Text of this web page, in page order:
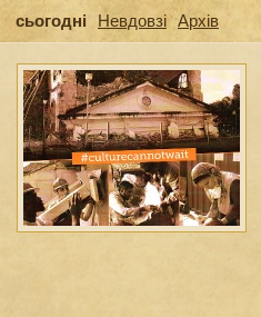
сьогодні Невдовзі Архів